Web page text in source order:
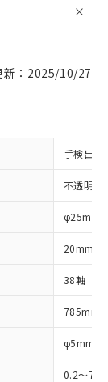
新：2025/10/27
手検出用
不透明体
φ25mm
20mm
38軸
785mm
φ5mm
0.2～7m